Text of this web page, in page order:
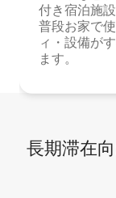
付き宿泊施
普段お家で
ィ・設備が
ます。
長期滞在